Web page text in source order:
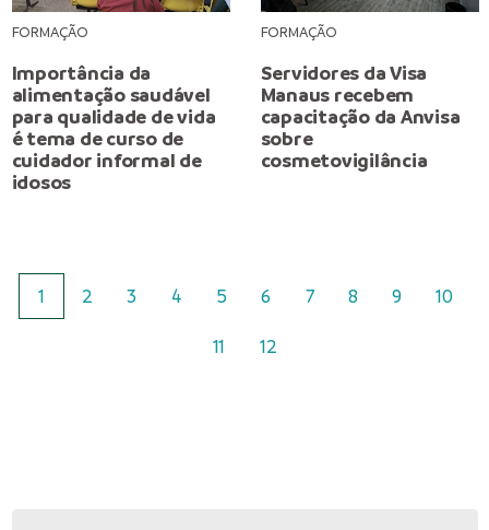
FORMAÇÃO
Importância da
alimentação saudável
para qualidade de vida
é tema de curso de
cuidador informal de
idosos
FORMAÇÃO
Servidores da Visa
Manaus recebem
capacitação da Anvisa
sobre
cosmetovigilância
1 2 3 4 5 6 7 8 9 10
11 12